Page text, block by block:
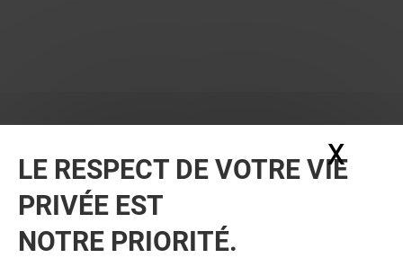
LE RESPECT DE VOTRE VIE
PRIVÉE EST
NOTRE PRIORITÉ.
X